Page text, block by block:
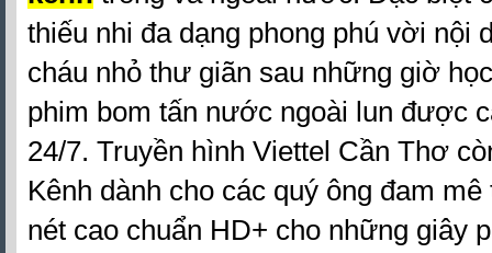
thiếu nhi đa dạng phong phú vời nội
cháu nhỏ thư giãn sau những giờ
phim bom tấn nước ngoài lun được
24/7. Truyền hình Viettel Cần Thơ
Kênh dành cho các quý ông đam
nét cao chuẩn HD+ cho những giây